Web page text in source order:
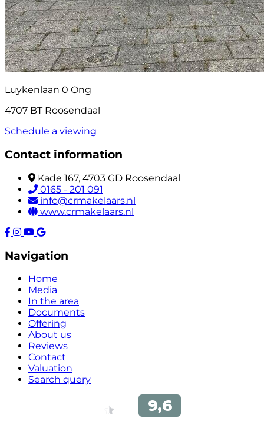
Luykenlaan 0 Ong
4707 BT Roosendaal
Schedule a viewing
Contact information
Kade 167, 4703 GD Roosendaal
0165 - 201 091
info@crmakelaars.nl
www.crmakelaars.nl
Navigation
Home
Media
In the area
Documents
Offering
About us
Reviews
Contact
Valuation
Search query